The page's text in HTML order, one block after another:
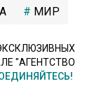
МИР
"АГЕНТСТВО